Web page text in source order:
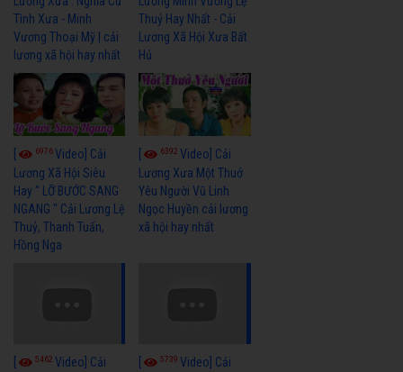
Tình Xưa - Minh
Vương Thoại Mỹ | cải
lương xã hội hay nhất
Thuỷ Hay Nhất - Cải
Lương Xã Hội Xưa Bất
Hủ
6976Video] Cải
Lương Xã Hội Siêu
Hay " LỠ BƯỚC SANG
NGANG " Cải Lương Lệ
Thuỷ, Thanh Tuấn,
Hồng Nga
6392Video] Cải
Lương Xưa Một Thuở
Yêu Người Vũ Linh
Ngọc Huyền cải lương
xã hội hay nhất
5462 Video] Cải
5739Video] Cải